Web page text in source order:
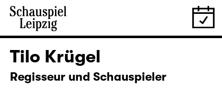
Tilo Krügel
Regisseur und Schauspieler